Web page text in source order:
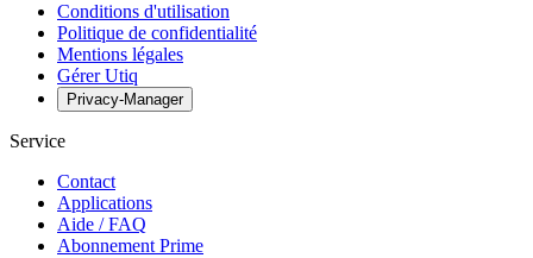
Conditions d'utilisation
Politique de confidentialité
Mentions légales
Gérer Utiq
Privacy-Manager
Service
Contact
Applications
Aide / FAQ
Abonnement Prime